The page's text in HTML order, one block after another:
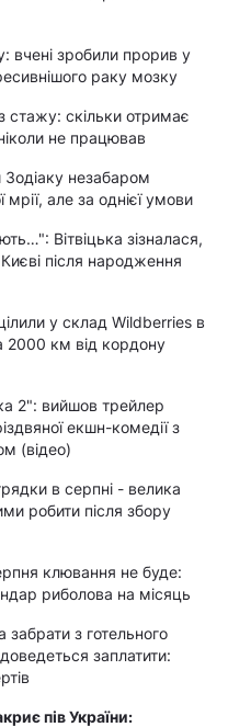
вчені зробили прорив у
раку мозку
стажу: скільки отримає
не працював
Зодіаку незабаром
мрії, але за однієї умови
Вітвіцька зізналася,
після народження
у склад Wildberries в
2000 км від кордону
2": вийшов трейлер
екшн-комедії з
(відео)
в серпні - велика
робити після збору
клювання не буде:
риболова на місяць
з готельного
заплатити:
пів України: